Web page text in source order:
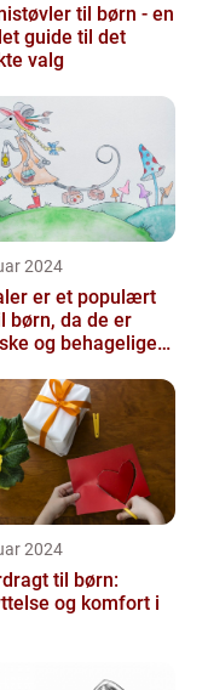
til børn - en
guide til det
valg
2024
er et populært
børn, da de er
og behagelige
2024
til børn:
og komfort i